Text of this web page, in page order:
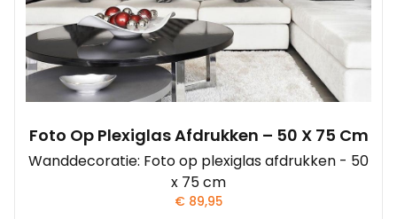
Foto Op Plexiglas Afdrukken – 50 X 75 Cm
Wanddecoratie: Foto op plexiglas afdrukken - 50
x 75 cm
€ 89,95